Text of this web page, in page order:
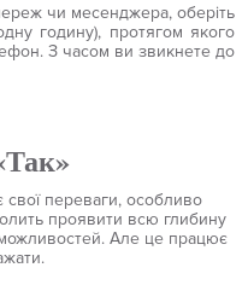
чи месенджера, оберіть
годину), протягом якого
З часом ви звикнете до
переваги, особливо
проявити всю глибину
Але це працює